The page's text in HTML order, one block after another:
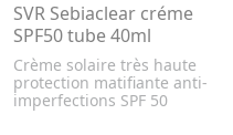
SVR Sebiaclear créme
SPF50 tube 40ml
Crème solaire très haute
protection matifiante anti-
imperfections SPF 50